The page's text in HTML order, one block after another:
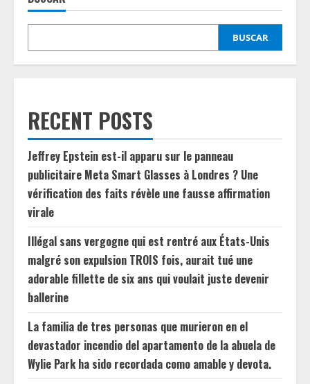
BUSCAR
RECENT POSTS
Jeffrey Epstein est-il apparu sur le panneau
publicitaire Meta Smart Glasses à Londres ? Une
vérification des faits révèle une fausse affirmation
virale
Illégal sans vergogne qui est rentré aux États-Unis
malgré son expulsion TROIS fois, aurait tué une
adorable fillette de six ans qui voulait juste devenir
ballerine
La familia de tres personas que murieron en el
devastador incendio del apartamento de la abuela de
Wylie Park ha sido recordada como amable y devota.